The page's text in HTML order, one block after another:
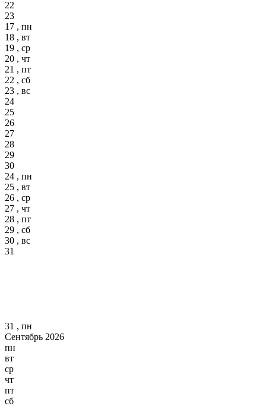
22
23
17 , пн
18 , вт
19 , ср
20 , чт
21 , пт
22 , сб
23 , вс
24
25
26
27
28
29
30
24 , пн
25 , вт
26 , ср
27 , чт
28 , пт
29 , сб
30 , вс
31
31 , пн
Сентябрь 2026
пн
вт
ср
чт
пт
сб